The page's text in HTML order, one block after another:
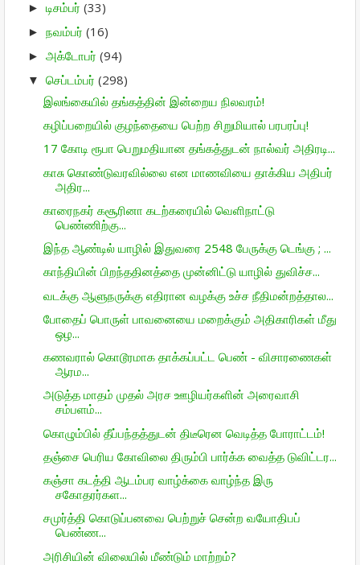
► டிசம்பர் (33)
► நவம்பர் (16)
► அக்டோபர் (94)
▼ செப்டம்பர் (298)
இலங்கையில் தங்கத்தின் இன்றைய நிலவரம்!
கழிப்பறையில் குழந்தையை பெற்ற சிறுமியால் பரபரப்பு!
17 கோடி ரூபா பெறுமதியான தங்கத்துடன் நால்வர் அதிரடி...
காசு கொண்டுவரவில்லை என மாணவியை தாக்கிய அதிபர்
அதிர...
காரைநகர் கசூரினா கடற்கரையில் வெளிநாட்டு
பெண்ணிற்கு...
இந்த ஆண்டில் யாழில் இதுவரை 2548 பேருக்கு டெங்கு ; ...
காந்தியின் பிறந்ததினத்தை முன்னிட்டு யாழில் துவிச்ச...
வடக்கு ஆளுநருக்கு எதிரான வழக்கு உச்ச நீதிமன்றத்தால...
போதைப் பொருள் பாவனையை மறைக்கும் அதிகாரிகள் மீது
ஒழ...
கணவரால் கொடூரமாக தாக்கப்பட்ட பெண் - விசாரணைகள்
ஆரம...
அடுத்த மாதம் முதல் அரச ஊழியர்களின் அரைவாசி
சம்பளம்...
கொழும்பில் தீப்பந்தத்துடன் திடீரென வெடித்த போராட்டம்!
தஞ்சை பெரிய கோவிலை திரும்பி பார்க்க வைத்த டுவிட்டர...
கஞ்சா கடத்தி ஆடம்பர வாழ்க்கை வாழ்ந்த இரு
சகோதரர்கள...
சமுர்த்தி கொடுப்பனவை பெற்றுச் சென்ற வயோதிபப்
பெண்ண...
அரிசியின் விலையில் மீண்டும் மாற்றம்?